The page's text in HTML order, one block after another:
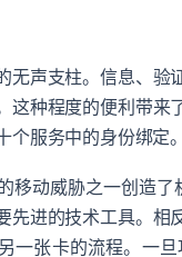
无声支柱。信息、
这种程度的便利带
服务中的身份绑定。
移动威胁之一创造
先进的技术工具。
一张卡的流程。一